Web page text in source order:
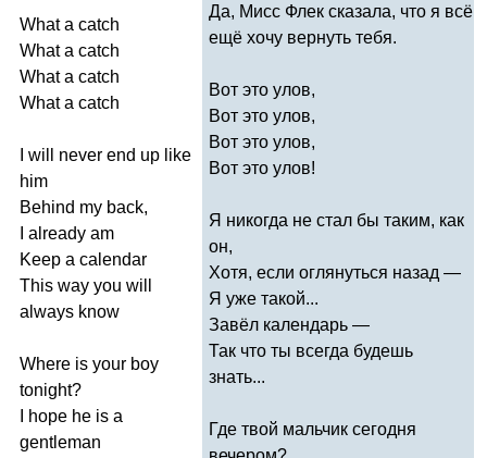
What a catch
What a catch
What a catch
What a catch
will never end up like
him
Behind my back,
already am
Keep a calendar
This way you will
always know
Where is your boy
tonight?
hope he is a
gentleman
Да, Мисс Флек сказала, что я всё
ещё хочу вернуть тебя.
Вот это улов,
Вот это улов,
Вот это улов,
Вот это улов!
Я никогда не стал бы таким, как
он,
Хотя, если оглянуться назад —
Я уже такой...
Завёл календарь —
Так что ты всегда будешь
знать...
Где твой мальчик сегодня